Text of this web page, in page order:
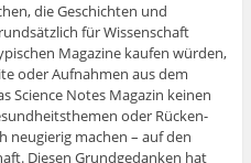
die Geschichten und
für Wissenschaft
Magazine kaufen würden,
oder Aufnahmen aus dem
Science Notes Magazin keinen
oder Rücken-
neugierig machen – auf den
Diesen Grundgedanken hat